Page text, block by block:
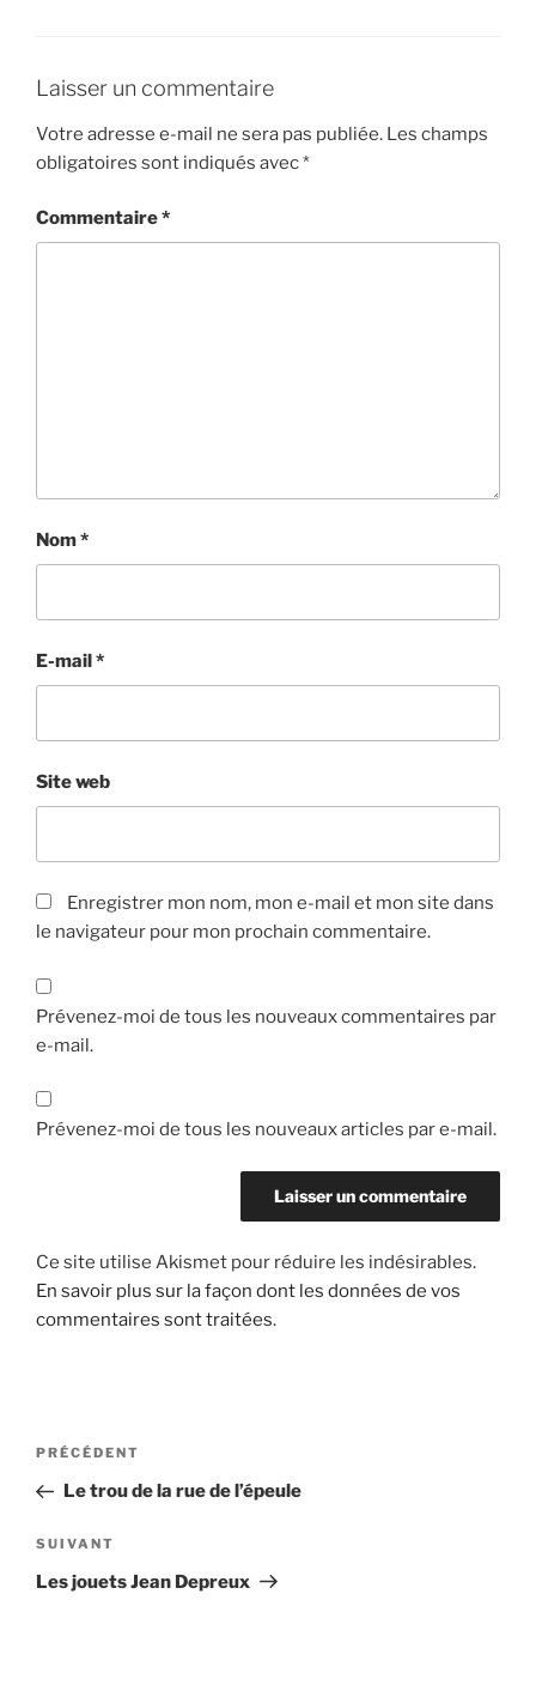
Laisser un commentaire
Votre adresse e-mail ne sera pas publiée. Les champs
obligatoires sont indiqués avec*
Commentaire*
Nom*
E-mail*
Site web
Enregistrer mon nom, mon e-mail et mon site dans
le navigateur pour mon prochain commentaire.
Prévenez-moi de tous les nouveaux commentaires par
e-mail.
Prévenez-moi de tous les nouveaux articles par e-mail.
Ce site utilise Akismet pour réduire les indésirables.
En savoir plus sur la façon dont les données de vos
commentaires sont traitées.
Navigation
l’article
Article
précédent
PRÉCÉDENT
Le trou de la rue de l’épeule
Article
suivant
SUIVANT
Les jouets Jean Depreux